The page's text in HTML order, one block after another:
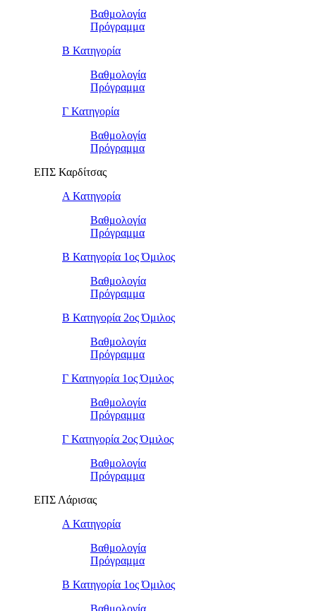
Βαθμολογία
Πρόγραμμα
Β Κατηγορία
Βαθμολογία
Πρόγραμμα
Γ Κατηγορία
Βαθμολογία
Πρόγραμμα
ΕΠΣ Καρδίτσας
Α Κατηγορία
Βαθμολογία
Πρόγραμμα
Β Κατηγορία 1ος Όμιλος
Βαθμολογία
Πρόγραμμα
Β Κατηγορία 2ος Όμιλος
Βαθμολογία
Πρόγραμμα
Γ Κατηγορία 1ος Όμιλος
Βαθμολογία
Πρόγραμμα
Γ Κατηγορία 2ος Όμιλος
Βαθμολογία
Πρόγραμμα
ΕΠΣ Λάρισας
Α Κατηγορία
Βαθμολογία
Πρόγραμμα
Β Κατηγορία 1ος Όμιλος
Βαθμολογία